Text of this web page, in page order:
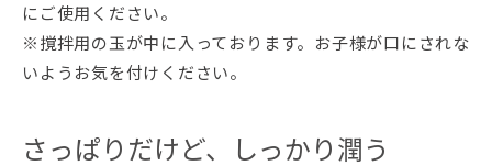
にご使用ください。
※撹拌用の玉が中に入っております。お子様が口にされな
いようお気を付けください。
さっぱりだけど、しっかり潤う